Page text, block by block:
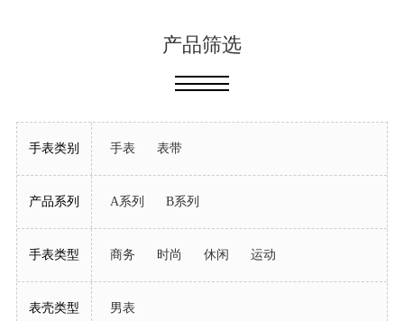
产品筛选
手表类别 手表 表带
产品系列 A系列 B系列
手表类型 商务 时尚 休闲 运动
表壳类型 男表